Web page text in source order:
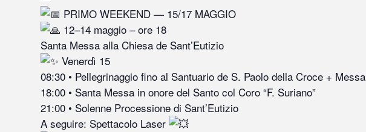
PRIMO WEEKEND — 15/17 MAGGIO
12–14 maggio – ore 18
Santa Messa alla Chiesa de Sant’Eutizio
Venerdì 15
08:30 • Pellegrinaggio fino al Santuario de S. Paolo della Croce + Messa
18:00 • Santa Messa in onore del Santo col Coro “F. Suriano”
21:00 • Solenne Processione di Sant’Eutizio
A seguire: Spettacolo Laser